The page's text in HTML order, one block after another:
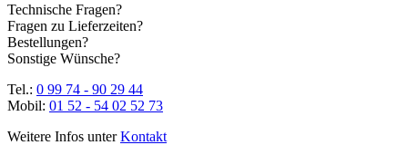
Technische Fragen?
Fragen zu Lieferzeiten?
Bestellungen?
Sonstige Wünsche?
Tel.: 0 99 74 - 90 29 44
Mobil: 01 52 - 54 02 52 73
Weitere Infos unterKontakt